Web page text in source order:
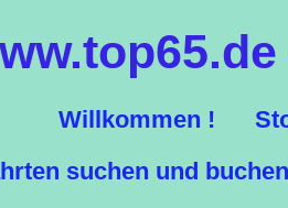
Willkommen !
suchen und buchen